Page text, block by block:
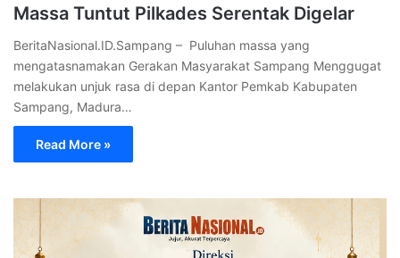
Massa Tuntut Pilkades Serentak Digelar
BeritaNasional.ID.Sampang – Puluhan massa yang
mengatasnamakan Gerakan Masyarakat Sampang Menggugat
melakukan unjuk rasa di depan Kantor Pemkab Kabupaten
Sampang, Madura…
Read More »